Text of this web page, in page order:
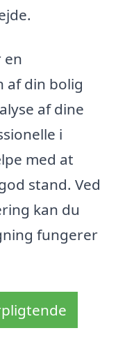
en
din bolig
af dine
i
med at
stand. Ved
kan du
fungerer